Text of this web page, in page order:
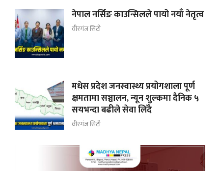
नेपाल नर्सिङ काउन्सिलले पायो नयाँ नेतृत्व
वीरगंज सिटी
मधेस प्रदेश जनस्वास्थ्य प्रयोगशाला पूर्ण
क्षमतामा सञ्चालन, न्यून शुल्कमा दैनिक ५
सयभन्दा बढीले सेवा लिँदै
वीरगंज सिटी